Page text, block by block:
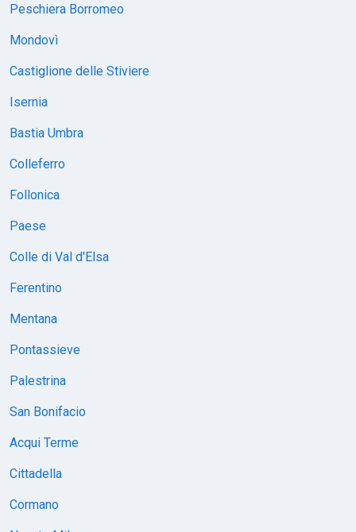
Peschiera Borromeo
Mondovì
Castiglione delle Stiviere
Isernia
Bastia Umbra
Colleferro
Follonica
Paese
Colle di Val d'Elsa
Ferentino
Mentana
Pontassieve
Palestrina
San Bonifacio
Acqui Terme
Cittadella
Cormano